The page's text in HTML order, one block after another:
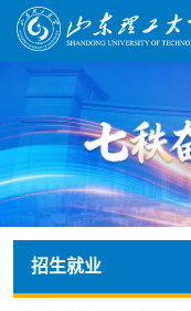
招生就业